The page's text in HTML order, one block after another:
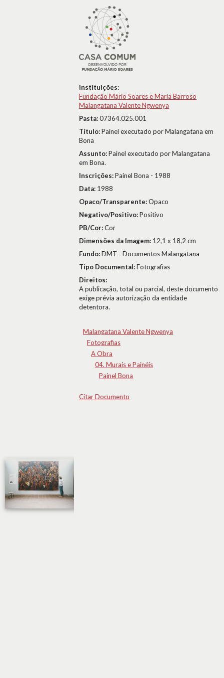
Instituições:
Fundação Mário Soares e Maria Barroso
Malangatana Valente Ngwenya
Pasta:07364.025.001
Título:Painel executado por Malangatana em
Bona
Assunto:Painel executado por Malangatana
em Bona.
Inscrições:Painel Bona - 1988
Data: 1988
Opaco/Transparente:Opaco
Negativo/Positivo:Positivo
PB/Cor:Cor
Dimensões da Imagem: 12,1 x 18,2 cm
Fundo:DMT - Documentos Malangatana
Tipo Documental:Fotografias
Direitos:
A publicação, total ou parcial, deste documento
exige prévia autorização da entidade
detentora.
Malangatana Valente Ngwenya
Fotografias
A Obra
04. Murais e Painéis
Painel Bona
Citar Documento